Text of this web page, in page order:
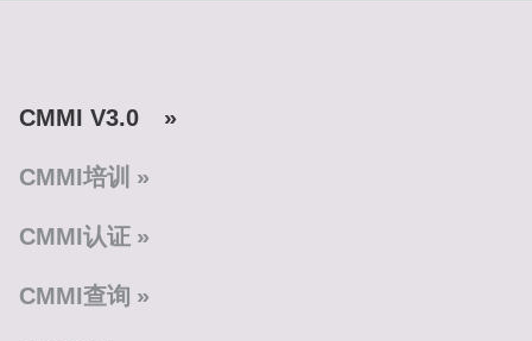
CMMI V3.0
CMMI培训
CMMI认证
CMMI查询